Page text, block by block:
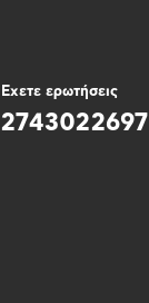
Εχετε ερωτήσεις
2743022697